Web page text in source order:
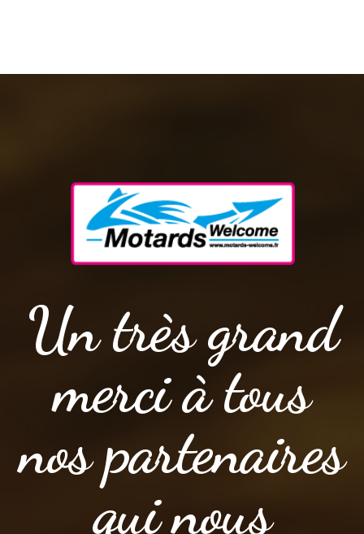
Un très grand
merci à tous
nos partenaires
qui nous